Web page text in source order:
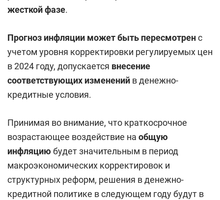
жесткой фазе.
Прогноз инфляции может быть пересмотренс
учетом уровня корректировки регулируемых цен
в 2024 году, допускается внесение
соответствующих изменений в денежно-
кредитные условия.
Принимая во внимание, что краткосрочное
возрастающее воздействие на общую
инфляцию будет значительным в период
макроэкономических корректировок и
структурных реформ, решения в денежно-
кредитной политике в следующем году будут в